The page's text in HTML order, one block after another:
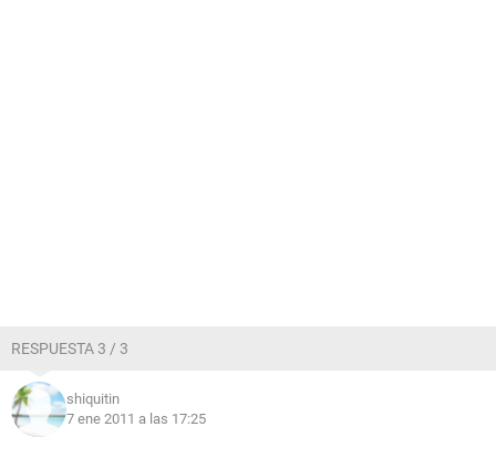
RESPUESTA 3 / 3
shiquitin
7 ene 2011 a las 17:25